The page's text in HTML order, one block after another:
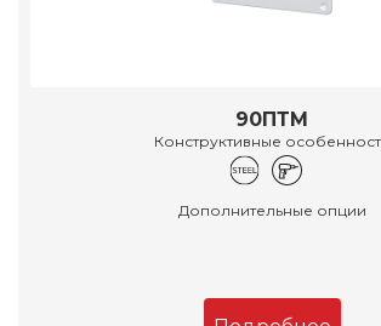
90ПТМ
Конструктивные
Дополнительные опции